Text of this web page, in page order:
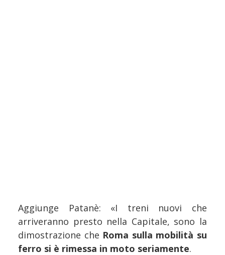
Aggiunge Patanè: «I treni nuovi che
arriveranno presto nella Capitale, sono la
dimostrazione che Roma sulla mobilità su
ferro si è rimessa in moto seriamente.